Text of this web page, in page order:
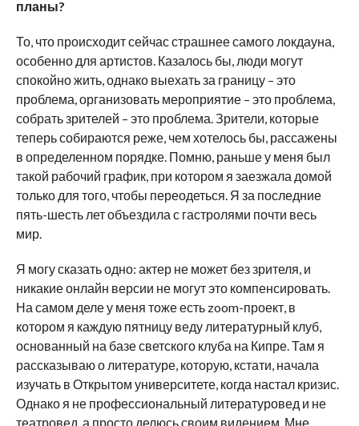
планы?
То, что происходит сейчас страшнее самого локдауна,
особенно для артистов. Казалось бы, люди могут
спокойно жить, однако выехать за границу – это
проблема, организовать мероприятие – это проблема,
собрать зрителей – это проблема. Зрители, которые
теперь собираются реже, чем хотелось бы, рассажены
в определенном порядке. Помню, раньше у меня был
такой рабочий график, при котором я заезжала домой
только для того, чтобы переодеться. Я за последние
пять-шесть лет объездила с гастролями почти весь
мир.
Я могу сказать одно: актер не может без зрителя, и
никакие онлайн версии не могут это компенсировать.
На самом деле у меня тоже есть zoom-проект, в
котором я каждую пятницу веду литературный клуб,
основанный на базе светского клуба на Кипре. Там я
рассказываю о литературе, которую, кстати, начала
изучать в Открытом университете, когда настал кризис.
Однако я не профессиональный литературовед и не
театровед, а просто делюсь своим видением. Мне